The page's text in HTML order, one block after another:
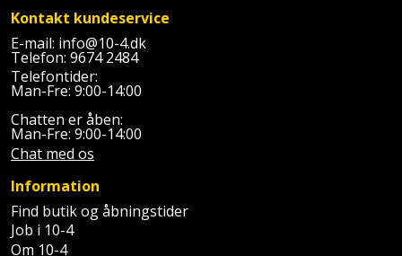
Skruer,
bolte
og
møtrikker
Skunklem
Søm
Sternbeklædning
Murerværktøj
Nedstryger
Nøgleværktøj
Økse
Oliekande
Palleløfter
Gipsskruemaskine
Girafsliber
Girafsliber
tilbehør
Høvl
Industristøvsuger
Haveredskaber
Haveslange
og
tilbehør
Havetilbehør
Hegn
Højbede
Kontakt kundeservice
E-mail: info@10-4.dk
Telefon: 9674 2484
Telefontider:
Man-Fre: 9:00-14:00
Chatten er åben:
Man-Fre: 9:00-14:00
Chat med os
Information
Find butik og åbningstider
Job i 10-4
Om 10-4